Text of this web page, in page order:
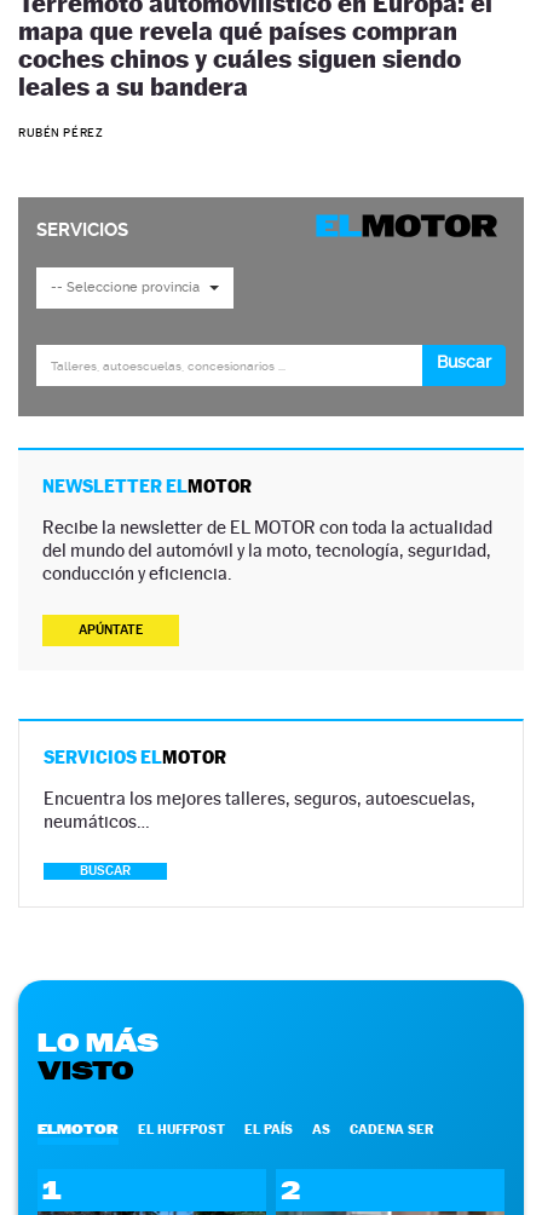
mapa que revela qué países compran
coches chinos y cuáles siguen siendo
leales a su bandera
RUBÉN PÉREZ
NEWSLETTER ELMOTOR
Recibe la newsletter de EL MOTOR con toda la actualidad
del mundo del automóvil y la moto, tecnología, seguridad,
conducción y eficiencia.
APÚNTATE
SERVICIOS ELMOTOR
Encuentra los mejores talleres, seguros, autoescuelas,
neumáticos…
BUSCAR
LO MÁS
VISTO
ELMOTOR EL HUFFPOST EL PAÍS AS CADENA SER
1 2